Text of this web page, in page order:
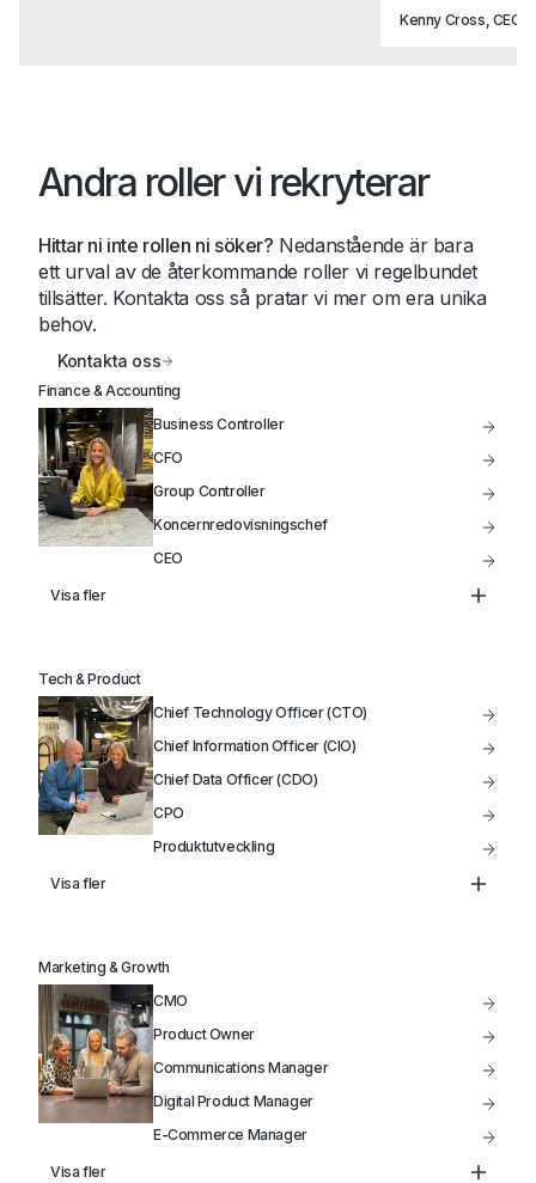
Kenny Cross, CEO,
Andra roller vi rekryterar
Hittar ni inte rollen ni söker? Nedanstående är bara
ett urval av de återkommande roller vi regelbundet
tillsätter. Kontakta oss så pratar vi mer om era unika
behov.
Kontakta oss
Finance & Accounting
Business Controller
CFO
Group Controller
Koncernredovisningschef
CEO
Styrelseordförande / Styrelseledamot
Visa fler
Tech & Product
Chief Technology Officer (CTO)
Chief Information Officer (CIO)
Chief Data Officer (CDO)
CPO
Produktutveckling
Visa fler
Marketing & Growth
CMO
Product Owner
Communications Manager
Digital Product Manager
E-Commerce Manager
Visa fler